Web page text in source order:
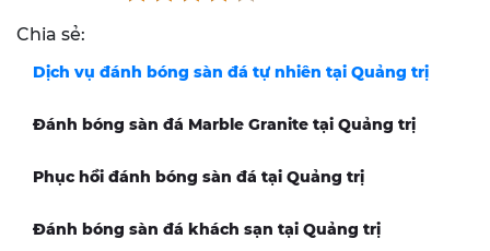
Chia sẻ:
Dịch vụ đánh bóng sàn đá tự nhiên tại Quảng trị
Đánh bóng sàn đá Marble Granite tại Quảng trị
Phục hồi đánh bóng sàn đá tại Quảng trị
Đánh bóng sàn đá khách sạn tại Quảng trị